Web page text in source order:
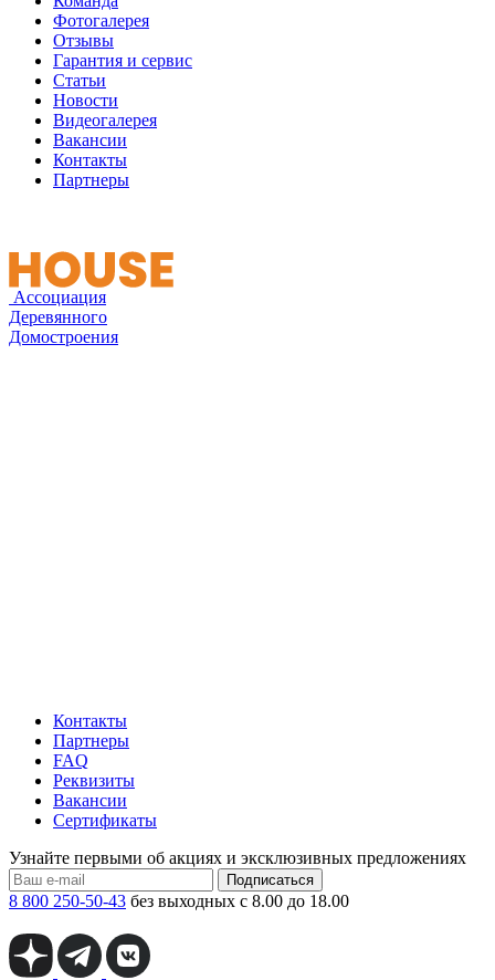
Фотогалерея
Отзывы
Гарантия и сервис
Статьи
Новости
Видеогалерея
Вакансии
Контакты
Партнеры
Ассоциация
Деревянного
Домостроения
Контакты
Партнеры
FAQ
Реквизиты
Вакансии
Сертификаты
Узнайте первыми об акциях и эксклюзивных предложениях
Подписаться
8 800 250-50-43 без выходных с 8.00 до 18.00